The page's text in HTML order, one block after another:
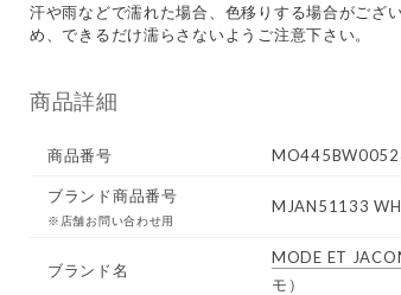
汗や雨などで濡れた場合、色移りする場合がござ
め、できるだけ濡らさないようご注意下さい。
商品詳細
商品番号
ブランド商品番号
※店舗お問い合わせ用
MJAN51133
ブランド名
MODE ET
モ）